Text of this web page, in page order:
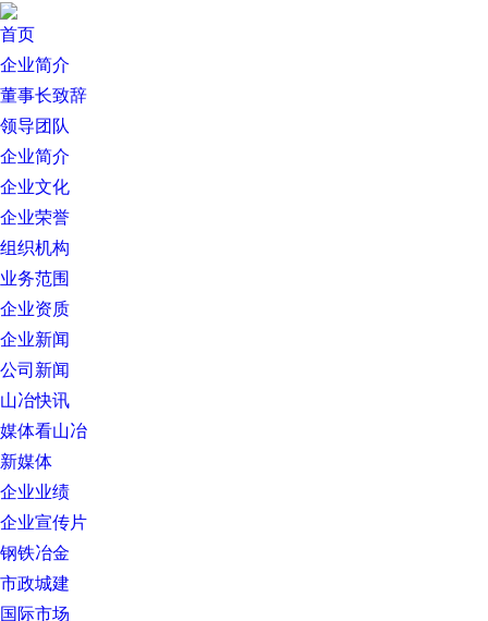
首页
企业简介
董事长致辞
领导团队
企业简介
企业文化
企业荣誉
组织机构
业务范围
企业资质
企业新闻
公司新闻
山冶快讯
媒体看山冶
新媒体
企业业绩
企业宣传片
钢铁冶金
市政城建
国际市场